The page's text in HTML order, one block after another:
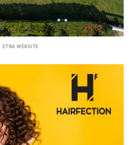
ΕΤΒΑ WEBSITE